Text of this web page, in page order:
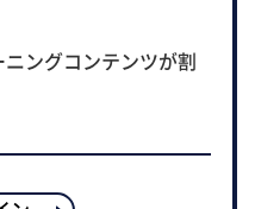
ングコンテンツが割